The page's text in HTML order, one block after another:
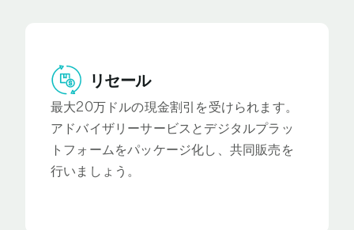
リセール
最大20万ドルの現金割引を受けられます。
アドバイザリーサービスとデジタルプラッ
トフォームをパッケージ化し、共同販売を
行いましょう。